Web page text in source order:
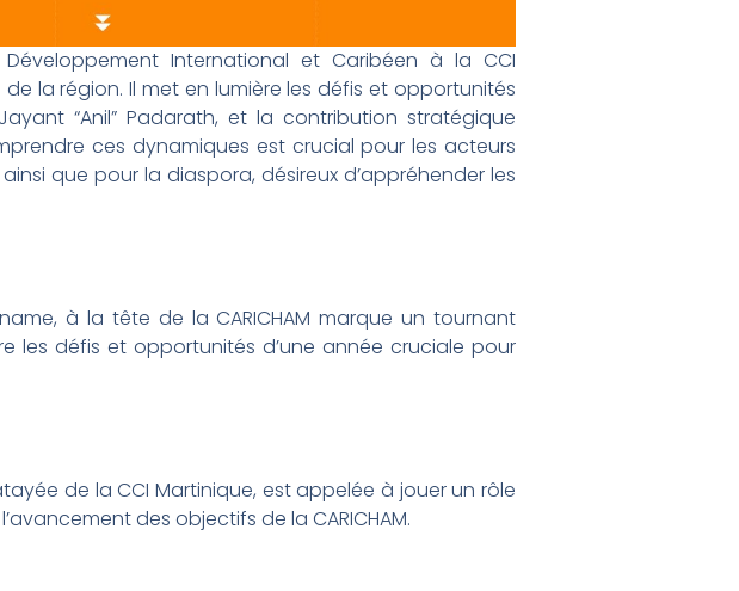
International et Caribéen à la CCI
la région. Il met en lumière les défis et opportunités
“Anil” Padarath, et la contribution stratégique
ces dynamiques est crucial pour les acteurs
que pour la diaspora, désireux d’appréhender les
à la tête de la CARICHAM marque un tournant
les défis et opportunités d’une année cruciale pour
de la CCI Martinique, est appelée à jouer un rôle
des objectifs de la CARICHAM.